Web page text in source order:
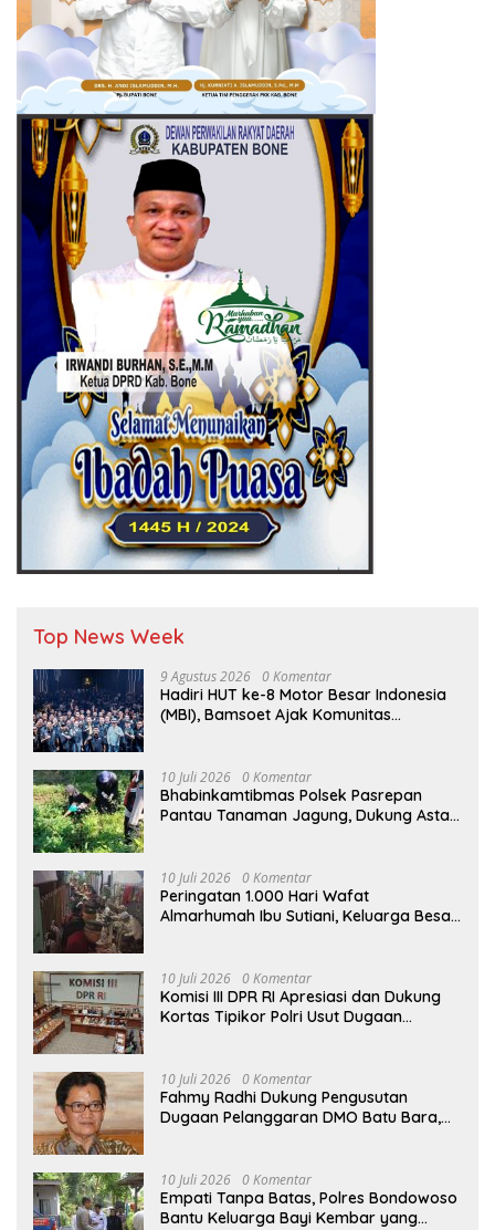
Top News Week
9 Agustus 2026 0 Komentar
Hadiri HUT ke-8 Motor Besar Indonesia
(MBI), Bamsoet Ajak Komunitas
Provokasi Pecah Belah Bangsa
10 Juli 2026 0 Komentar
Bhabinkamtibmas Polsek Pasrepan
Pantau Tanaman Jagung, Dukung Asta
10 Juli 2026 0 Komentar
Peringatan 1.000 Hari Wafat
Almarhumah Ibu Sutiani, Keluarga Besar
10 Juli 2026 0 Komentar
Komisi III DPR RI Apresiasi dan Dukung
Kortas Tipikor Polri Usut Dugaan
10 Juli 2026 0 Komentar
Fahmy Radhi Dukung Pengusutan
Dugaan Pelanggaran DMO Batu Bara,
10 Juli 2026 0 Komentar
Empati Tanpa Batas, Polres Bondowoso
Bantu Keluarga Bayi Kembar yang